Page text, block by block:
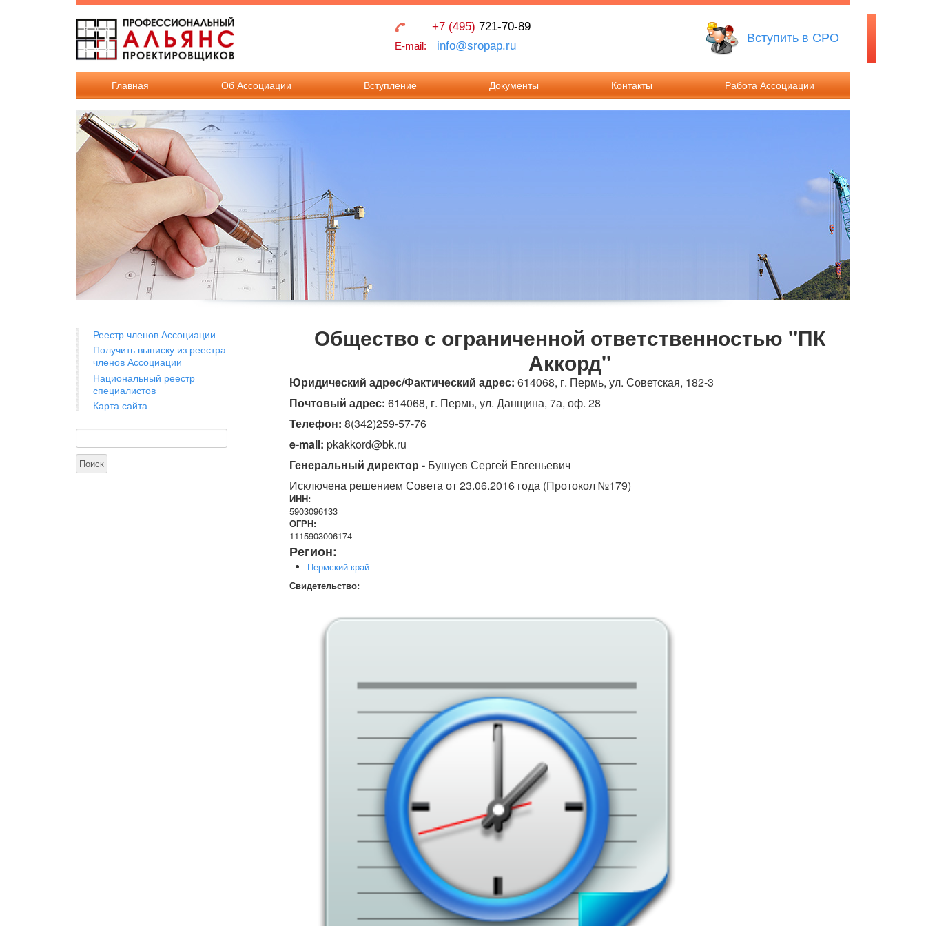
Перейти к основному содержанию
+7 (495) 721-70-89
E-mail: info@sropap.ru
Вступить в СРО
Главная Об Ассоциации Вступление
Взносы в Ассоциацию
реестр членов.
Документы
Учредительные
Контакты
Контакты
Работа Ассоциации
Решения Общего собрания
Работа Контрольного комитета
бухгалтерской отчетности
Ассоциации и результатах её
Реестр членов Ассоциации
Получить выписку из реестра
членов Ассоциации
Национальный реестр
специалистов
Карта сайта
Форма поиска
Поиск
Общество с ограниченной ответственностью "ПК
Аккорд"
Юридический адрес/Фактический адрес: 614068, г. Пермь, ул. Советская, 182-3
Почтовый адрес: 614068, г. Пермь, ул. Данщина, 7а, оф. 28
Телефон: 8(342)259-57-76
e-mail: pkakkord@bk.ru
Генеральный директор - Бушуев Сергей Евгеньевич
Исключена решением Совета от 23.06.2016 года (Протокол №179)
ИНН:
5903096133
ОГРН:
1115903006174
Регион:
Пермский край
Свидетельство: